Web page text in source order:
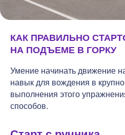
КАК ПРАВИЛЬНО
НА ПОДЪЕМЕ В ГОРКУ
Умение начинать движение
навык для вождения в
выполнения этого
способов.